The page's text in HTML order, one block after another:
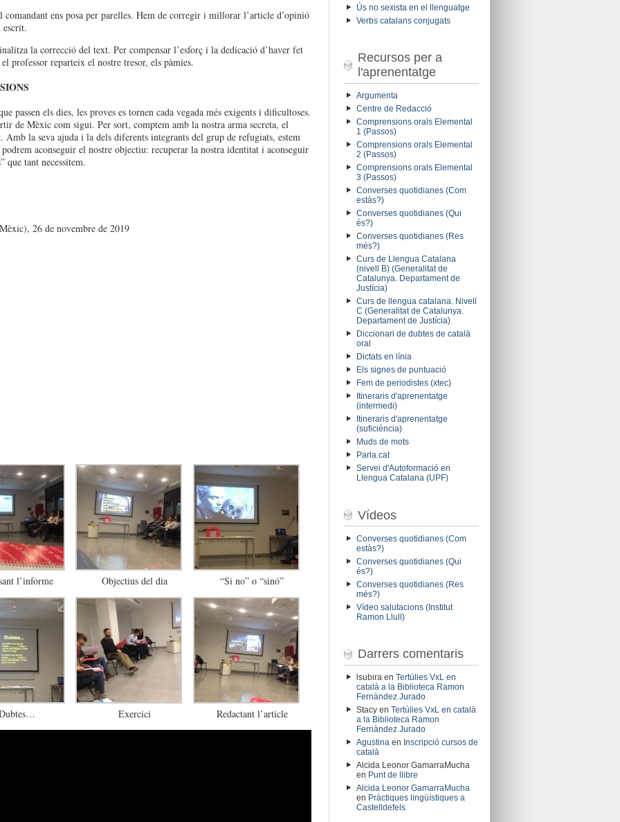
comandant ens posa per parelles. Hem de corregir i millorar l’article d’opinió
escrit.
la correcció del text. Per compensar l’esforç i la dedicació d’haver fet
professor reparteix el nostre tresor, els pàmies.
passen els dies, les proves es tornen cada vegada més exigents i dificultoses.
de Mèxic com sigui. Per sort, comptem amb la nostra arma secreta, el
Amb la seva ajuda i la dels diferents integrants del grup de refugiats, estem
podrem aconseguir el nostre objectiu: recuperar la nostra identitat i aconseguir
que tant necessitem.
26 de novembre de 2019
l’informe Objectius del dia “Si no” o “sinó”
Exercici Redactant l’article
Ús no sexista en el llenguatge
Verbs catalans conjugats
Recursos per a
l'aprenentatge
Argumenta
Centre de Redacció
Comprensions orals Elemental
1 (Passos)
Comprensions orals Elemental
2 (Passos)
Comprensions orals Elemental
3 (Passos)
Converses quotidianes (Com
estàs?)
Converses quotidianes (Qui
és?)
Converses quotidianes (Res
més?)
Curs de Llengua Catalana
(nivell B) (Generalitat de
Catalunya. Departament de
Justícia)
Curs de llengua catalana. Nivell
C (Generalitat de Catalunya.
Departament de Justícia)
Diccionari de dubtes de català
oral
Dictats en línia
Els signes de puntuació
Fem de periodistes (xtec)
Itineraris d'aprenentatge
(intermedi)
Itineraris d'aprenentatge
(suficiència)
Muds de mots
Parla.cat
Servei d'Autoformació en
Llengua Catalana (UPF)
Vídeos
Converses quotidianes (Com
estàs?)
Converses quotidianes (Qui
és?)
Converses quotidianes (Res
més?)
Vídeo salutacions (Institut
Ramon Llull)
Darrers comentaris
lsubiraen Tertúlies VxL en
català a la Biblioteca Ramon
Fernàndez Jurado
Stacyen Tertúlies VxL en català
a la Biblioteca Ramon
Fernàndez Jurado
Agustinaen Inscripció cursos de
català
Alcida Leonor GamarraMucha
en Punt de llibre
Alcida Leonor GamarraMucha
en Pràctiques lingüístiques a
Castelldefels